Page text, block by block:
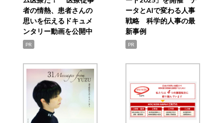
者の情熱、患者さんの
思いを伝えるドキュメ
ンタリー動画を公開中
PR
ータとAIで変わる人事
戦略 科学的人事の最
新事例
PR